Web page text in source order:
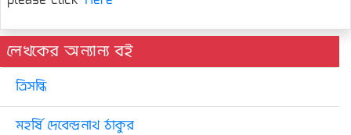
লেখকের অন্যান্য বই
ত্রিসন্ধি
মহর্ষি দেবেন্দ্রনাথ ঠাকুর